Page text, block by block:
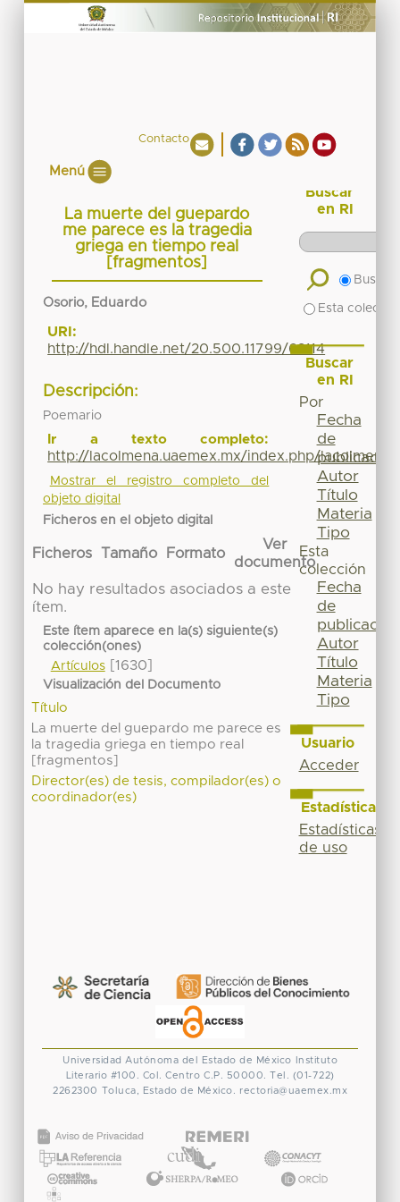
Contacto
Menú
La muerte del guepardo
me parece es la tragedia
griega en tiempo real
[fragmentos]
Osorio, Eduardo
URI:
http://hdl.handle.net/20.500.11799/62114
Descripción:
Poemario
Ir a texto completo:
http://lacolmena.uaemex.mx/index.php/
Mostrar el registro completo del
objeto digital
Ficheros en el objeto digital
Ficheros Tamaño Formato
Ver
documento
No hay resultados asociados a este
ítem.
Este ítem aparece en la(s) siguiente(s)
colección(ones)
Artículos[1630]
Visualización del Documento
Título
La muerte del guepardo me parece es
la tragedia griega en tiempo real
[fragmentos]
Director(es) de tesis, compilador(es) o
coordinador(es)
Buscar
en RI
Buscar
Esta
Buscar
en RI
Por
Fecha
de
publicación
Autor
Título
Materia
Tipo
Esta
colección
Fecha
de
publicación
Autor
Título
Materia
Tipo
Usuario
Acceder
Estadísticas
Estadísticas
de uso
Universidad Autónoma del Estado de México
Instituto
Literario #100. Col. Centro C.P. 50000. Tel. (01-722)
2262300 Toluca, Estado de México. rectoria@uaemex.mx